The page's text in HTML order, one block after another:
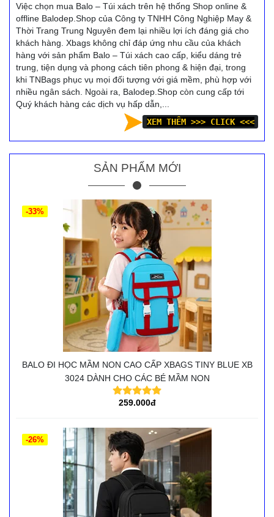
Việc chọn mua Balo – Túi xách trên hệ thống Shop online &
offline Balodep.Shop của Công ty TNHH Công Nghiệp May &
Thời Trang Trung Nguyên đem lại nhiều lợi ích đáng giá cho
khách hàng. Xbags không chỉ đáp ứng nhu cầu của khách
hàng với sản phẩm Balo – Túi xách cao cấp, kiểu dáng trẻ
trung, tiện dụng và phong cách tiên phong & hiện đại, trong
khi TNBags phục vụ mọi đối tượng với giá mềm, phù hợp với
nhiều ngân sách. Ngoài ra, Balodep.Shop còn cung cấp tới
Quý khách hàng các dịch vụ hấp dẫn,...
XEM THÊM >>> CLICK <<<
SẢN PHẨM MỚI
BALO ĐI HỌC MẦM NON CAO CẤP XBAGS TINY BLUE XB
3024 DÀNH CHO CÁC BÉ MẦM NON
259.000đ
-33%
-26%